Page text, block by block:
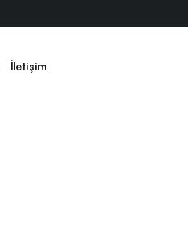
İletişim